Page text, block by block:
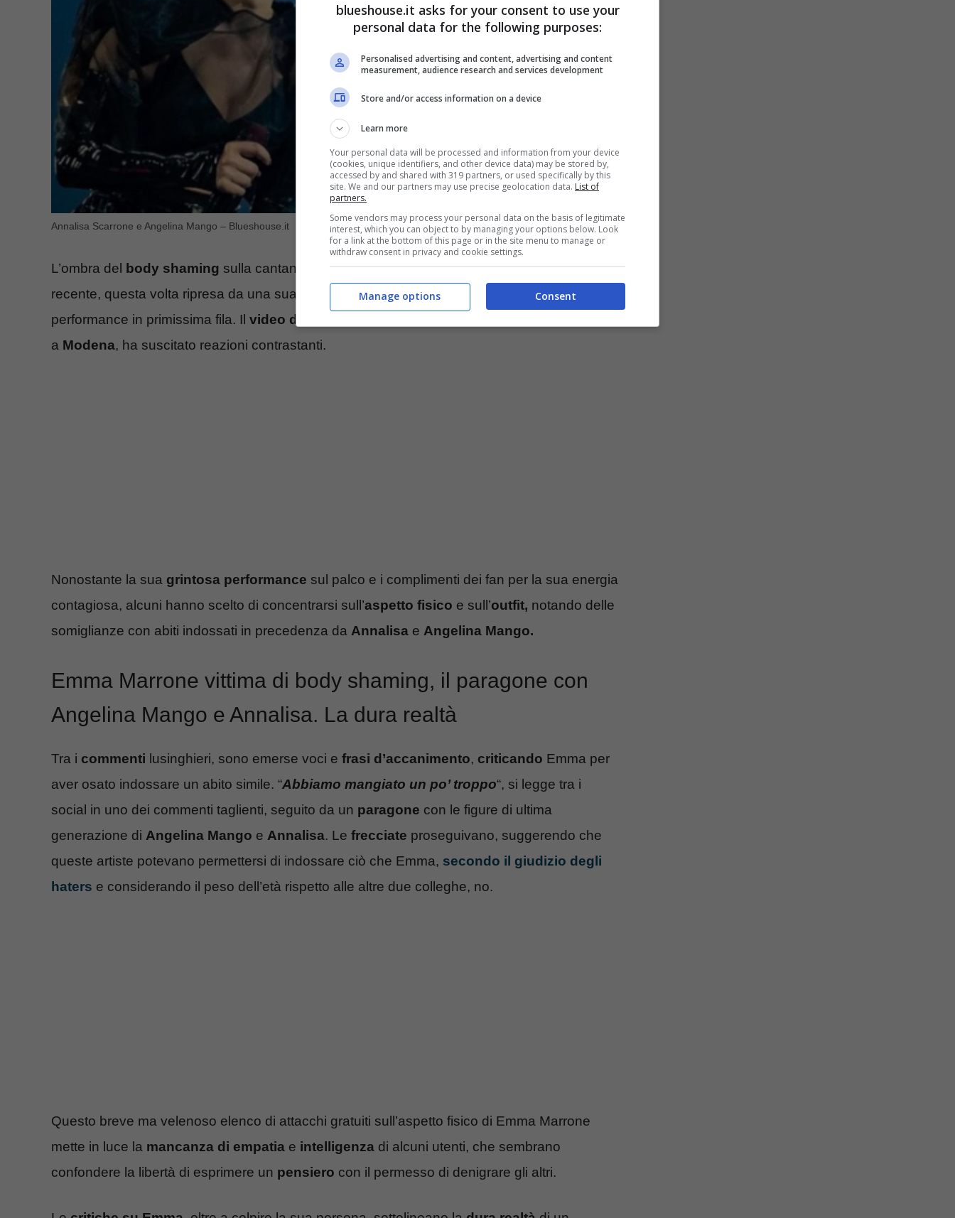
Annalisa Scarrone e Angelina Mango – Blueshouse.it
L’ombra del body shaming sulla cantante Emma Marronesi è ripresentata proprio di
recente, questa volta ripresa da una sua fan su
TikTok,mentre assisteva alla sua
performance in primissima fila. Il video del concerto
a Modena, ha suscitato reazioni contrastanti.
Nonostante la sua grintosa performance sul palco e i complimenti dei fan per la sua energia
contagiosa, alcuni hanno scelto di concentrarsi sull’aspetto fisico e sull’outfit, notando delle
somiglianze con abiti indossati in precedenza da Annalisa e Angelina Mango.
Emma Marrone vittima di body shaming, il paragone con
Angelina Mango e Annalisa. La dura realtà
Tra i commenti lusinghieri, sono emerse voci e frasi d’accanimento, criticando Emma per
aver osato indossare un abito simile. “Abbiamo mangiato un po’ troppo“, si legge tra i
social in uno dei commenti taglienti, seguito da un paragone con le figure di ultima
generazione di Angelina Mango e Annalisa. Le frecciate proseguivano, suggerendo che
queste artiste potevano permettersi di indossare ciò che Emma, secondo il giudizio degli
haters e considerando il peso dell’età rispetto alle altre due colleghe, no.
Questo breve ma velenoso elenco di attacchi gratuiti sull’aspetto fisico di Emma Marrone
mette in luce la mancanza di empatia e intelligenza di alcuni utenti, che sembrano
confondere la libertà di esprimere un pensiero con il permesso di denigrare gli altri.
blueshouse.it asks for your consent to use your
personal data for the following purposes:
Personalised advertising and content, advertising and content
measurement, audience research and services development
Store and/or access information on a device
Learn more
Your personal data will be processed and information from your device
(cookies, unique identifiers, and other device data) may be stored by,
accessed by and shared with 319 partners, or used specifically by this
site. We and our partners may use precise geolocation data. List of
partners.
Some vendors may process your personal data on the basis of legitimate
interest, which you can object to by managing your options below. Look
for a link at the bottom of this page or in the site menu to manage or
withdraw consent in privacy and cookie settings.
Consent
Manage options